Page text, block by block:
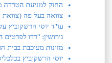
החוק למניעת הטרדה
צוואה בעל פה (צוואת
עו"ד יוסי הרשקוביץ
גירושין: "רדו לפרטים
מזונות מעוכבת בבית
יוסי הרשקוביץ